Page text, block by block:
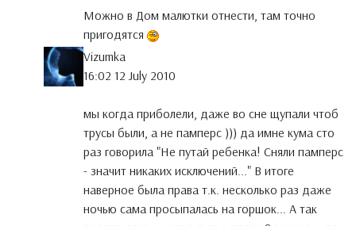
Можно в Дом малютки отнести, там точно
пригодятся
Vizumka
16:02 12 July 2010
мы когда приболели, даже во сне щупали чтоб
трусы были, а не памперс ))) да имне кума сто
раз говорила "Не путай ребенка! Сняли памперс
- значит никаких исключений..." В итоге
наверное была права т.к. несколько раз даже
ночью сама просыпалась на горшок... А так